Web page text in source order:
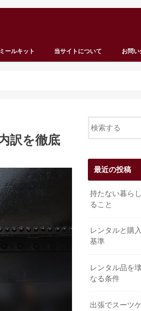
ミールキット 当サイトについて お問
訳を徹底
最近の投稿
持たない暮ら
ること
レンタルと購
基準
レンタル品を
なる条件
出張でスーツ